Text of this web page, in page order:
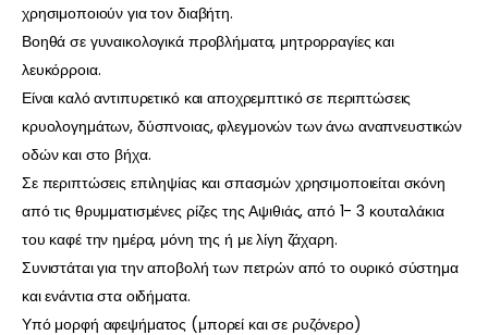
χρησιμοποιούν για τον διαβήτη.
Βοηθά σε γυναικολογικά προβλήματα, μητρορραγίες και
λευκόρροια.
Είναι καλό αντιπυρετικό και αποχρεμπτικό σε περιπτώσεις
κρυολογημάτων, δύσπνοιας, φλεγμονών των άνω αναπνευστικών
οδών και στο βήχα.
Σε περιπτώσεις επιληψίας και σπασμών χρησιμοποιείται σκόνη
από τις θρυμματισμένες ρίζες της Αψιθιάς, από 1- 3 κουταλάκια
του καφέ την ημέρα, μόνη της ή με λίγη ζάχαρη.
Συνιστάται για την αποβολή των πετρών από το ουρικό σύστημα
και ενάντια στα οιδήματα.
Υπό μορφή αφεψήματος (μπορεί και σε ρυζόνερο)